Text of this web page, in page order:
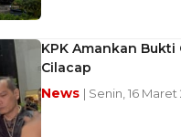
KPK Amankan Bukti
Cilacap
News | Senin, 16 Maret